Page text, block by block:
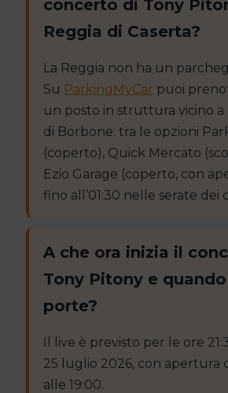
concerto di Tony
Reggia di Caserta?
La Reggia non ha un
Su ParkingMyCar puoi
un posto in struttura vicino a
di Borbone: tra le opzioni
(coperto), Quick Mercato
Ezio Garage (coperto, con
fino all’01:30 nelle serate dei
A che ora inizia il
Tony Pitony e
porte?
Il live è previsto per le ore
25 luglio 2026, con apertura
alle 19:00.